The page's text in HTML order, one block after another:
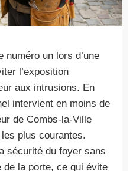
un lors d’une
l’exposition
aux intrusions. En
intervient en moins de
de Combs-la-Ville
plus courantes.
sécurité du foyer sans
de la porte, ce qui évite